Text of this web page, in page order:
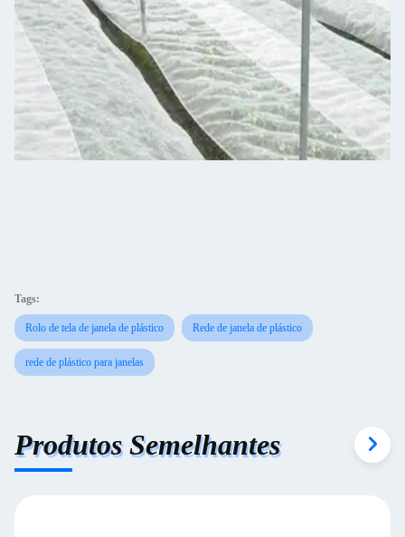
Tags:
Rolo de tela de janela de plástico Rede de janela de plástico
rede de plástico para janelas
Produtos Semelhantes